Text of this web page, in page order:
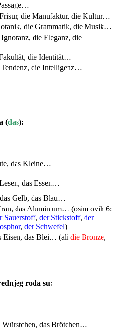
die Manufaktur, die Kultur…
die Grammatik, die Musik…
die Eleganz, die
die Identität…
die Intelligenz…
(das):
das Kleine…
das Essen…
Gelb, das Blau…
das Aluminium… (osim ovih 6:
Sauerstoff, der Stickstoff, der
, der Schwefel)
Eisen, das Blei… (ali die Bronze,
roda su:
Würstchen, das Brötchen…